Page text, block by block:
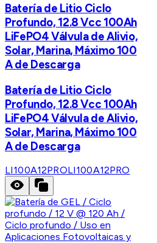
Batería de Litio Ciclo
Profundo, 12.8 Vcc 100Ah
LiFePO4 Válvula de Alivio,
Solar, Marina, Máximo 100
A de Descarga
Batería de Litio Ciclo
Profundo, 12.8 Vcc 100Ah
LiFePO4 Válvula de Alivio,
Solar, Marina, Máximo 100
A de Descarga
LI100A12PROLI100A12PRO